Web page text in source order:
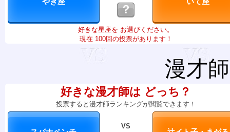
？
好きな星座を お選びください。
現在 100回の投票があります！
漫才
好きな漫才師は どっち？
投票すると漫才師ランキングが閲覧できます！
VS